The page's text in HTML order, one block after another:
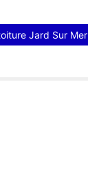
Jard Sur Mer